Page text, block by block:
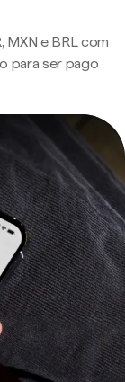
MXN e BRL com
para ser pago